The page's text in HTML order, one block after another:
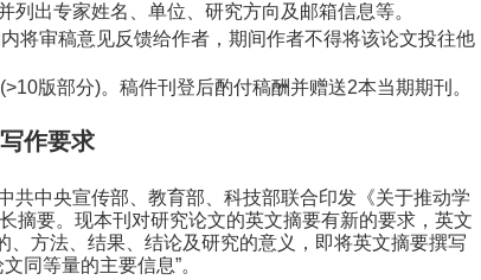
出专家姓名、单位、研究方向及邮箱信息等。
内将审稿意见反馈给作者，期间作者不得将该论文投往他
(>10版部分)。稿件刊登后酌付稿酬并赠送2本当期期刊。
作要求
共中央宣传部、教育部、科技部联合印发《关于推动学
摘要。现本刊对研究论文的英文摘要有新的要求， 英文
、方法、结果、结论及研究的意义，即将英文摘要撰写
同等量的主要信息”。